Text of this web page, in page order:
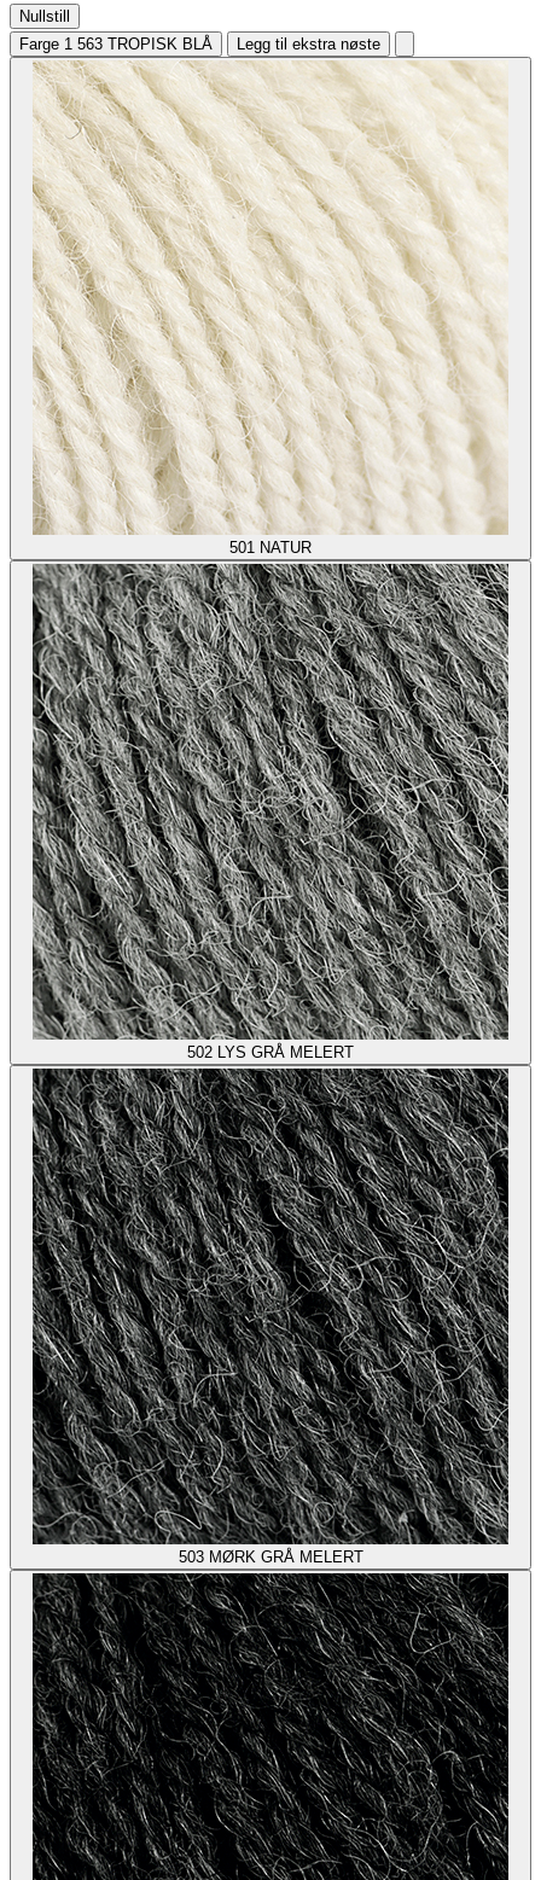
Nullstill
Farge 1 563 TROPISK BLÅ Legg til ekstra nøste
501 NATUR
502 LYS GRÅ MELERT
503 MØRK GRÅ MELERT